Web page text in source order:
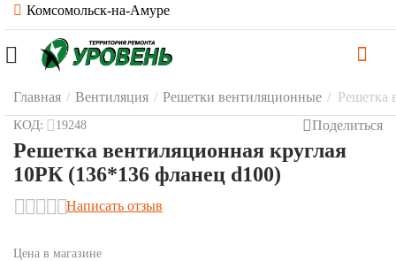
Комсомольск-на-Амуре
Главная / Вентиляция / Решетки вентиляционные / Решетка
КОД: 19248 Поделиться
Решетка вентиляционная круглая
10РК (136*136 фланец d100)
Написать отзыв
Цена в магазине